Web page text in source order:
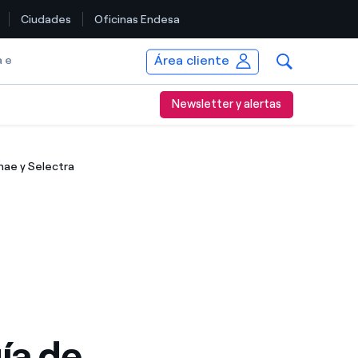
Ciudades Oficinas Endesa
e Área cliente
Newsletter y alertas
y Selectra